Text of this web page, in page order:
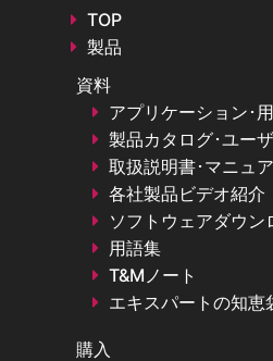
TOP
製品
資料
アプリケーション･
製品カタログ･ユー
取扱説明書･マニュ
各社製品ビデオ紹介
ソフトウェアダウン
用語集
T&Mノート
エキスパートの知恵
購入